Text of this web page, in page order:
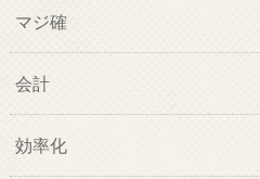
マジ確
会計
効率化